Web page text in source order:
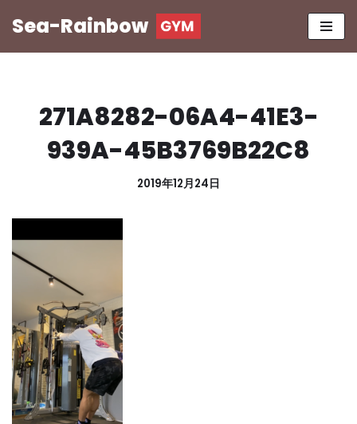
プ
Sea-Rainbow
271A8282-06A4-41E3-
939A-45B3769B22C8
2019年12月24日